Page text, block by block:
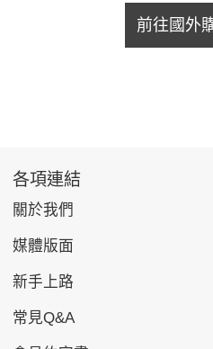
前往國外
各項連結
關於我們
媒體版面
新手上路
常見Q&A